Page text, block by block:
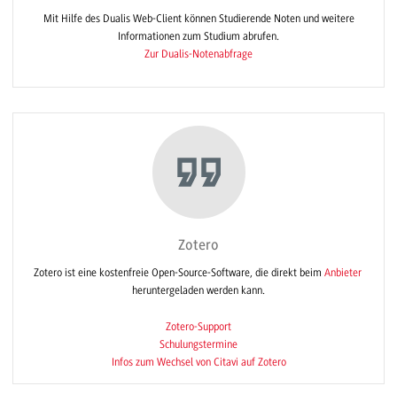
Mit Hilfe des Dualis Web-Client können Studierende Noten und weitere
Informationen zum Studium abrufen.
Zur Dualis-Notenabfrage
Zotero
Zotero ist eine kostenfreie Open-Source-Software, die direkt beim Anbieter
heruntergeladen werden kann.
Zotero-Support
Schulungstermine
Infos zum Wechsel von Citavi auf Zotero